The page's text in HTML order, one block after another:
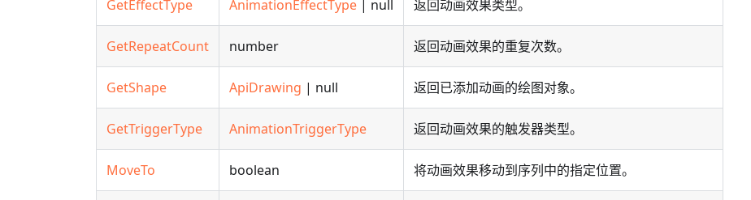
GetEffectType AnimationEffectType | null 返回动画效果类型。
GetRepeatCount number 返回动画效果的重复次数。
GetShape ApiDrawing | null 返回已添加动画的绘图对象。
GetTriggerType AnimationTriggerType 返回动画效果的触发器类型。
MoveTo boolean 将动画效果移动到序列中的指定位置。